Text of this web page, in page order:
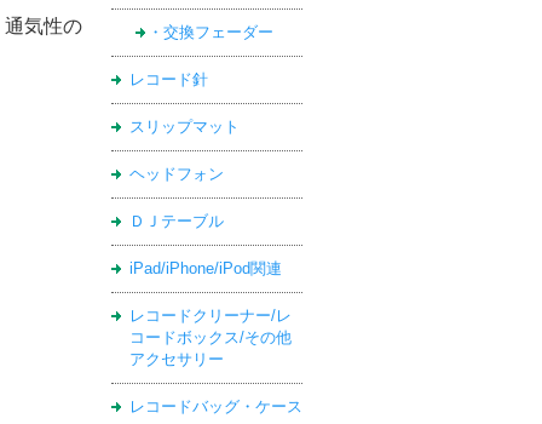
・交換フェーダー
レコード針
スリップマット
ヘッドフォン
ＤＪテーブル
iPad/iPhone/iPod関連
レコードクリーナー/レ
コードボックス/その他
アクセサリー
レコードバッグ・ケース
気性の